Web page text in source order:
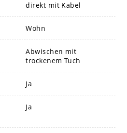
direkt mit Kabel
Wohn
Abwischen mit
trockenem Tuch
Ja
Ja